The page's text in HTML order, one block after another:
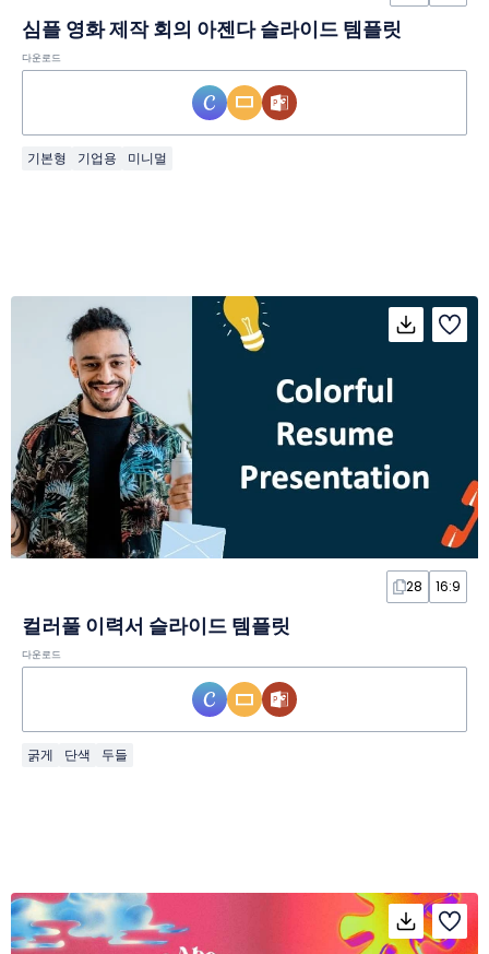
심플 영화 제작 회의 아젠다 슬라이드 템플릿
다운로드
기본형 기업용 미니멀
28 16:9
컬러풀 이력서 슬라이드 템플릿
다운로드
굵게 단색 두들